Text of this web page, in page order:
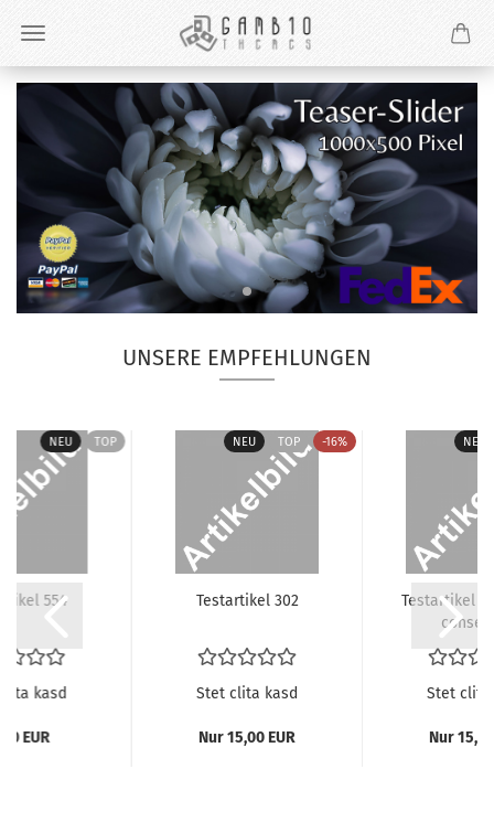
UNSERE EMPFEHLUNGEN
NEU TOP
554
kasd
EUR
NEU TOP -16%
Te­st­ar­ti­kel 302
Stet clita kasd
Nur 15,00 EUR
NEU
Te­st­ar­ti­kel 4
Stet clita
Nur